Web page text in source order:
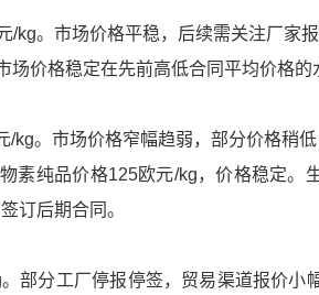
/kg。市场价格平稳，后续需关注厂家报
价格稳定在先前高低合同平均价格的
/kg。市场价格窄幅趋弱，部分价格稍低
素纯品价格125欧元/kg，价格稳定。
订后期合同。
部分工厂停报停签，贸易渠道报价小